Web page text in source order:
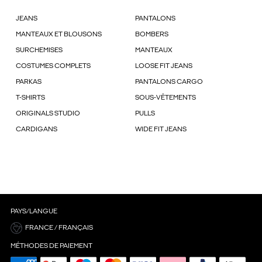
JEANS PANTALONS
MANTEAUX ET BLOUSONS BOMBERS
SURCHEMISES MANTEAUX
COSTUMES COMPLETS LOOSE FIT JEANS
PARKAS PANTALONS CARGO
T-SHIRTS SOUS-VÊTEMENTS
ORIGINALS STUDIO PULLS
CARDIGANS WIDE FIT JEANS
PAYS/LANGUE
FRANCE / FRANÇAIS
MÉTHODES DE PAIEMENT